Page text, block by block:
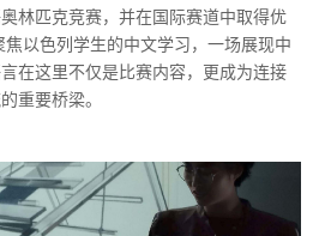
林匹克竞赛，并在国际赛道中取得优
以色列学生的中文学习，一场展现中
在这里不仅是比赛内容，更成为连接
重要桥梁。